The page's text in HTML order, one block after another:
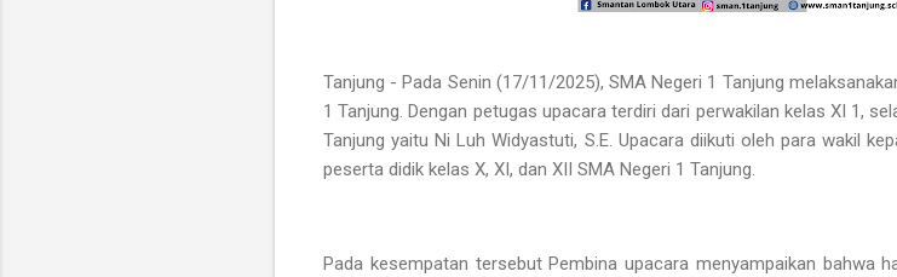
Tanjung - Pada Senin (17/11/2025), SMA Negeri 1 Tanjung
1 Tanjung. Dengan petugas upacara terdiri dari perwakilan kelas XI 1,
Tanjung yaitu Ni Luh Widyastuti, S.E. Upacara diikuti oleh para wakil
peserta didik kelas X, XI, dan XII SMA Negeri 1 Tanjung.
Pada kesempatan tersebut Pembina upacara menyampaikan bahwa